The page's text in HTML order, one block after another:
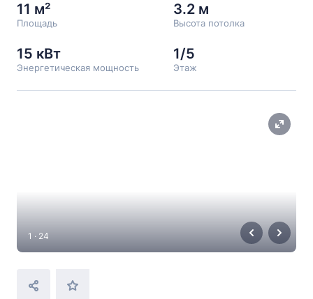
11 м²
Площадь
3.2 м
Высота потолка
15 кВт
Энергетическая мощность
1/5
Этаж
1 · 24